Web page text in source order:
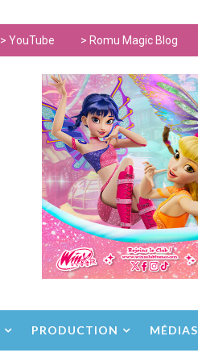
> YouTube > Romu Magic Blog
PRODUCTION MÉDIAS